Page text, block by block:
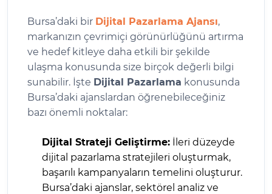
Bursa’daki bir Dijital Pazarlama Ajansı,
markanızın çevrimiçi görünürlüğünü artırma
ve hedef kitleye daha etkili bir şekilde
ulaşma konusunda size birçok değerli bilgi
sunabilir. İşte Dijital Pazarlama konusunda
Bursa’daki ajanslardan öğrenebileceğiniz
bazı önemli noktalar:
Dijital Strateji Geliştirme: İleri düzeyde
dijital pazarlama stratejileri oluşturmak,
başarılı kampanyaların temelini oluşturur.
Bursa’daki ajanslar, sektörel analiz ve